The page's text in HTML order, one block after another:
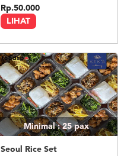
LIHAT
Rp.50.000
Minimal : 25pax
Seoul Rice Set